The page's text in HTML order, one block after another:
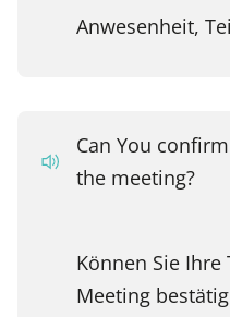
Anwesenheit,
Can You
the meeting?
Können Sie
Meeting